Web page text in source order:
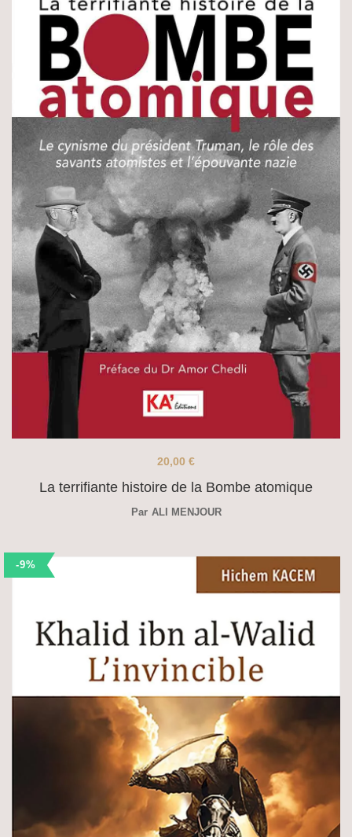
La terrifiante histoire de la Bombe atomique
20,00 €
Par ALI MENJOUR
-9%